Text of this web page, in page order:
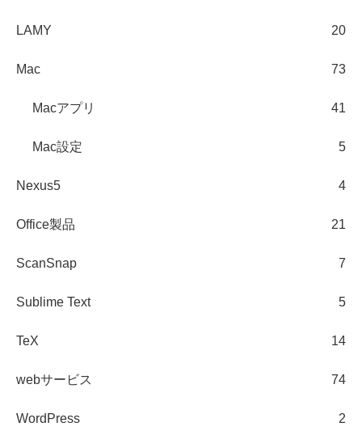
LAMY 20
Mac 73
Macアプリ 41
Mac設定 5
Nexus5 4
Office製品 21
ScanSnap 7
Sublime Text 5
TeX 14
webサービス 74
WordPress 2